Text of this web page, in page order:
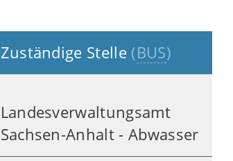
Zuständige Stelle (BUS)
Landesverwaltungsamt
Sachsen-Anhalt - Abwasser